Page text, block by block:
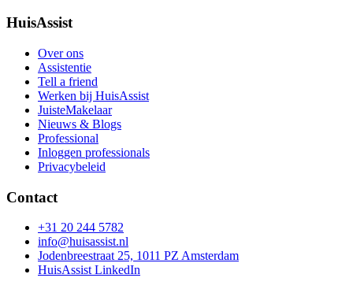
HuisAssist
Over ons
Assistentie
Tell a friend
Werken bij HuisAssist
JuisteMakelaar
Nieuws & Blogs
Professional
Inloggen professionals
Privacybeleid
Contact
+31 20 244 5782
info@huisassist.nl
Jodenbreestraat 25, 1011 PZ Amsterdam
HuisAssist LinkedIn